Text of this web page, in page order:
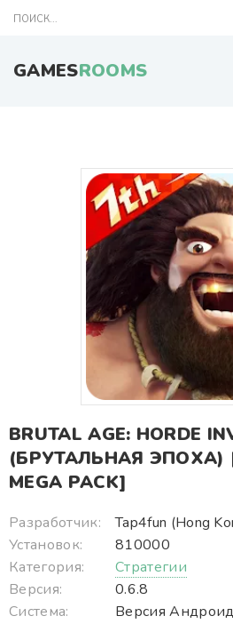
GAMESROOMS
BRUTAL AGE: HORDE
(БРУТАЛЬНАЯ
MEGA PACK]
Разработчик:
Tap4fun (Hong
Установок:
810000
Категория:
Стратегии
Версия:
0.6.8
Система:
Версия